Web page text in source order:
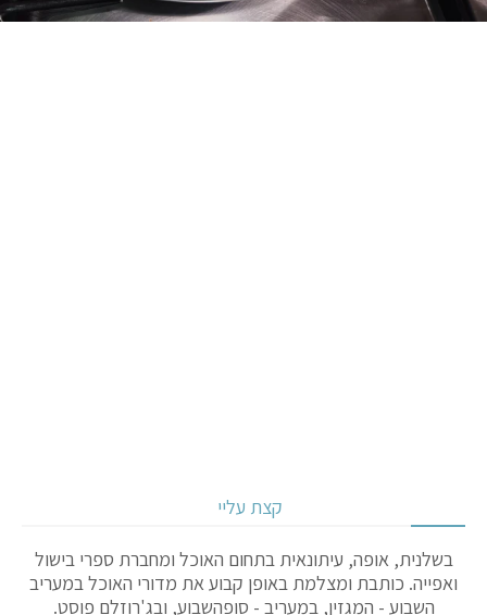
קצת עליי
בשלנית, אופה, עיתונאית בתחום האוכל ומחברת ספרי בישול
ואפייה. כותבת ומצלמת באופן קבוע את מדורי האוכל במעריב
השבוע - המגזין, במעריב - סופהשבוע, ובג'רוזלם פוסט.